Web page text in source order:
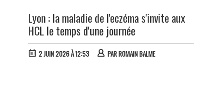
Lyon : la maladie de l'eczéma s'invite aux
HCL le temps d'une journée
2 JUIN 2026 À 12:53 PARROMAIN BALME